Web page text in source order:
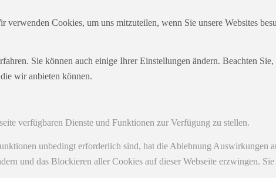
Cookies, um uns mitzuteilen, wenn Sie unsere Websites
Sie können auch einige Ihrer Einstellungen ändern. Beachten
wir anbieten können.
verfügbaren Dienste und Funktionen zur Verfügung zu stellen.
unbedingt erforderlich sind, hat die Ablehnung Auswirkungen
und das Blockieren aller Cookies auf dieser Webseite erzwingen.